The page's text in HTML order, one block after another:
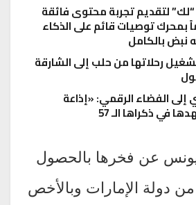
لتقديم تجربة محتوى فائقة
توصيات قائم على الذكاء
نبض بالكامل
رحلاتها من حلب إلى الشارقة
إلى الفضاء الرقمي: «إذاعة
في ذكراها الـ 57
عن فخرها بالحصول
دولة الإمارات وبالأخص